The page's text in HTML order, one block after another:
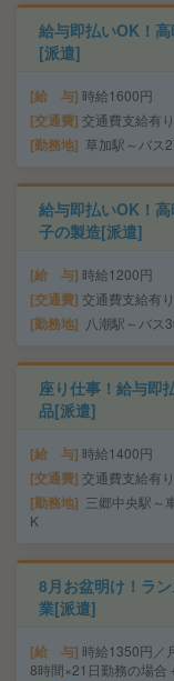
給与即払いOK！
[派遣]
給 与 時給1600円
交通費 交通費支給有り
勤務地 草加駅～バス
給与即払いOK！
子の製造[派遣]
給 与 時給1200円
交通費 交通費支給有り
勤務地 八潮駅～バ
座り仕事！給与即
品[派遣]
給 与 時給1400円
交通費 交通費支給有り
勤務地
三郷中央駅～
K
8月お盆明け！ラ
業[派遣]
給 与 時給1350円／
8時間×21日勤務の場合